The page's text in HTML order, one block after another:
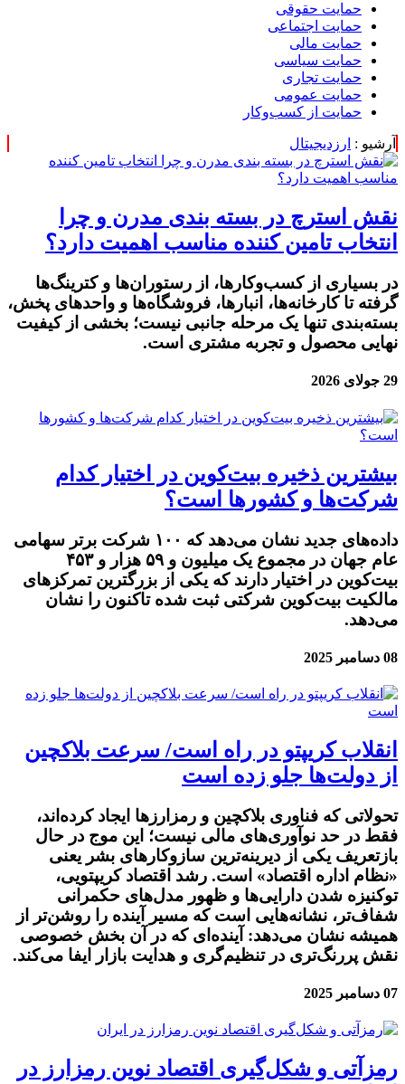
حمایت حقوقی
حمایت اجتماعی
حمایت مالی
حمایت سیاسی
حمایت تجاری
حمایت عمومی
حمایت از کسب‌وکار
آرشیو : ارزدیجیتال
نقش استرچ در بسته‌ بندی مدرن و چرا
انتخاب تامین ‌کننده مناسب اهمیت دارد؟
در بسیاری از کسب‌وکارها، از رستوران‌ها و کترینگ‌ها
گرفته تا کارخانه‌ها، انبارها، فروشگاه‌ها و واحدهای پخش،
بسته‌بندی تنها یک مرحله جانبی نیست؛ بخشی از کیفیت
نهایی محصول و تجربه مشتری است.
29 جولای 2026
بیشترین ذخیره بیت‌کوین در اختیار کدام
شرکت‌ها و کشورها است؟
داده‌های جدید نشان می‌دهد که ۱۰۰ شرکت برتر سهامی
عام جهان در مجموع یک میلیون و ۵۹ هزار و ۴۵۳
بیت‌کوین در اختیار دارند که یکی از بزرگترین تمرکز‌های
مالکیت بیت‌کوین شرکتی ثبت شده تاکنون را نشان
می‌دهد.
08 دسامبر 2025
انقلاب کریپتو در راه است/ سرعت بلاکچین
از دولت‌ها جلو زده است
تحولاتی که فناوری بلاکچین و رمزارزها ایجاد کرده‌اند،
فقط در حد نوآوری‌های مالی نیست؛ این موج در حال
بازتعریف یکی از دیرینه‌ترین سازوکارهای بشر یعنی
«نظام اداره اقتصاد» است. رشد اقتصاد کریپتویی،
توکنیزه شدن دارایی‌ها و ظهور مدل‌های حکمرانی
شفاف‌تر، نشانه‌هایی است که مسیر آینده را روشن‌تر از
همیشه نشان می‌دهد: آینده‌ای که در آن بخش خصوصی
نقش پررنگ‌تری در تنظیم‌گری و هدایت بازار ایفا می‌کند.
07 دسامبر 2025
رمزآتی و شکل‌گیری اقتصاد نوین رمزارز در